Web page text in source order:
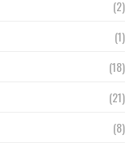
(2)
(1)
(18)
(21)
(8)